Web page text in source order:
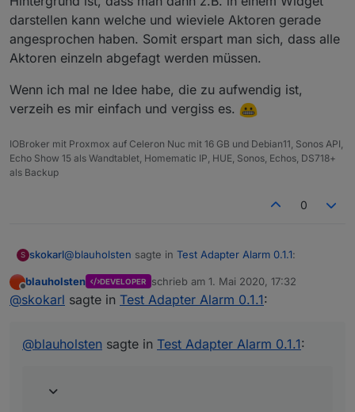
darstellen kann welche und wieviele Aktoren gerade
angesprochen haben. Somit erspart man sich, dass alle
Aktoren einzeln abgefagt werden müssen.
Wenn ich mal ne Idee habe, die zu aufwendig ist,
verzeih es mir einfach und vergiss es.
IOBroker mit Proxmox auf Celeron Nuc mit 16 GB und Debian11, Sonos API,
Echo Show 15 als Wandtablet, Homematic IP, HUE, Sonos, Echos, DS718+
als Backup
0
S skokarl@blauholsten sagte in Test Adapter Alarm 0.1.1:
Natürlich darf man das, eher im Gegenteil, ist
jedoch mein bestes.
Ich hätte nicht viele Alarm Kontakte, aber vielleicht doch
Offline
blauholsten DEVELOPER schrieb am 1. Mai 2020, 17:32
zuletzt editiert von
@skokarl sagte in Test Adapter Alarm 0.1.1:
@blauholsten sagte in Test Adapter Alarm 0.1.1: